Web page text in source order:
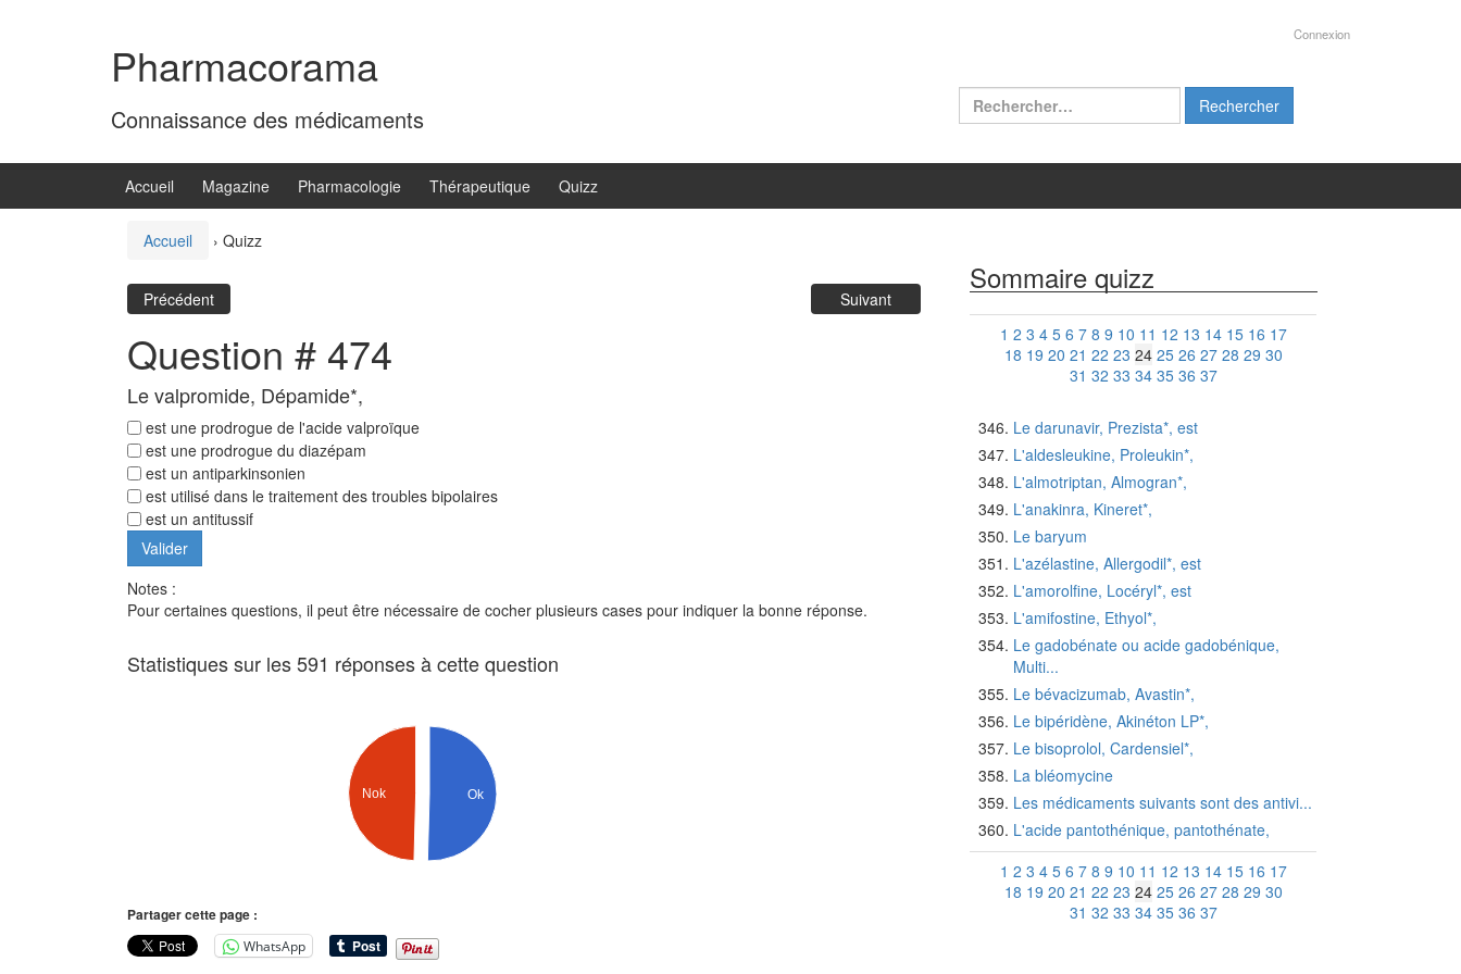
Pharmacorama
Connaissance des médicaments
Connexion
Rechercher :
Accueil Magazine Pharmacologie Thérapeutique Quizz
Accueil › Quizz
Précédent Suivant
Question # 474
Le valpromide, Dépamide*,
est une prodrogue de l'acide valproïque
est une prodrogue du diazépam
est un antiparkinsonien
est utilisé dans le traitement des troubles bipolaires
est un antitussif
Notes :
Pour certaines questions, il peut être nécessaire de cocher plusieurs cases pour indiquer la bonne réponse.
Statistiques sur les 591 réponses à cette question
Nok Ok
Partager cette page :
WhatsApp
Sommaire quizz
1 2 3 4 5 6 7 8 9 10 11 12 13 14 15 16 17
18 19 20 21 22 23 24 25 26 27 28 29 30
31 32 33 34 35 36 37
Le darunavir, Prezista*, est
L'aldesleukine, Proleukin*,
L'almotriptan, Almogran*,
L'anakinra, Kineret*,
Le baryum
L'azélastine, Allergodil*, est
L'amorolfine, Locéryl*, est
L'amifostine, Ethyol*,
Le gadobénate ou acide gadobénique,
Multi...
Le bévacizumab, Avastin*,
Le bipéridène, Akinéton LP*,
Le bisoprolol, Cardensiel*,
La bléomycine
Les médicaments suivants sont des antivi...
L'acide pantothénique, pantothénate,
1 2 3 4 5 6 7 8 9 10 11 12 13 14 15 16 17
18 19 20 21 22 23 24 25 26 27 28 29 30
31 32 33 34 35 36 37